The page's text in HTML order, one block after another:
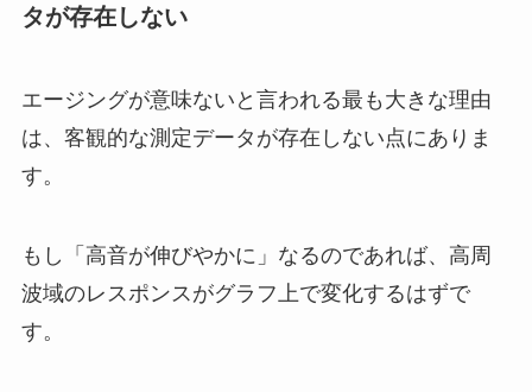
タが存在しない
エージングが意味ないと言われる最も大きな理由
は、客観的な測定データが存在しない点にありま
す。
もし「高音が伸びやかに」なるのであれば、高周
波域のレスポンスがグラフ上で変化するはずで
す。